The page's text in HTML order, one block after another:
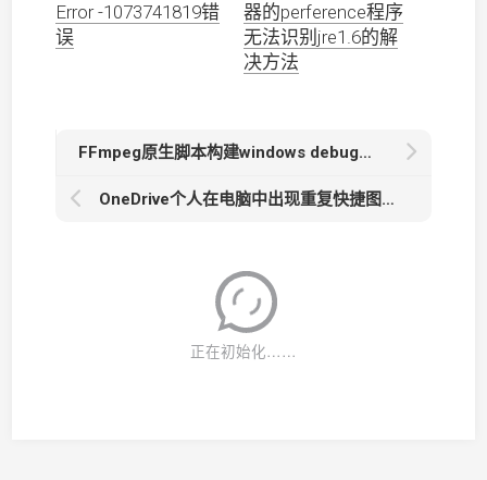
Error -1073741819错
误
器的perference程序
无法识别jre1.6的解
决方法
FFmpeg原生脚本构建windows debug版的调试跟踪问题
OneDrive个人在电脑中出现重复快捷图标的问题